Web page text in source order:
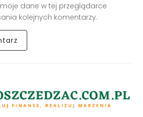
dane w tej przeglądarce
kolejnych komentarzy.